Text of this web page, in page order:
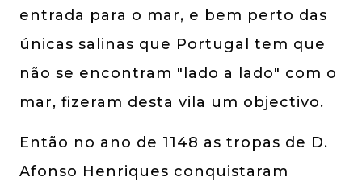
entrada para o mar, e bem perto das
únicas salinas que Portugal tem que
não se encontram "lado a lado" com o
mar, fizeram desta vila um objectivo.
Então no ano de 1148 as tropas de D.
Afonso Henriques conquistaram